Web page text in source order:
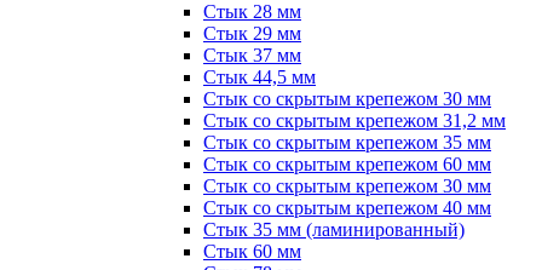
Стык 28 мм
Стык 29 мм
Стык 37 мм
Стык 44,5 мм
Стык со скрытым крепежом 30 мм
Стык со скрытым крепежом 31,2 мм
Стык со скрытым крепежом 35 мм
Стык со скрытым крепежом 60 мм
Стык со скрытым крепежом 30 мм
Стык со скрытым крепежом 40 мм
Стык 35 мм (ламинированный)
Стык 60 мм